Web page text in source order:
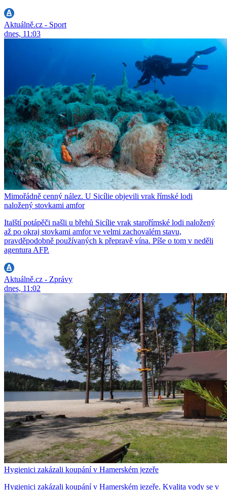
Aktuálně.cz - Sport
dnes, 11:03
Mimořádně cenný nález. U Sicílie objevili vrak římské lodi
naložený stovkami amfor
Italští potápěči našli u břehů Sicílie vrak starořímské lodi naložený
až po okraj stovkami amfor ve velmi zachovalém stavu,
pravděpodobně používaných k přepravě vína. Píše o tom v neděli
agentura AFP.
Aktuálně.cz - Zprávy
dnes, 11:02
Hygienici zakázali koupání v Hamerském jezeře
Hygienici zakázali koupání v Hamerském jezeře. Kvalita vody se v